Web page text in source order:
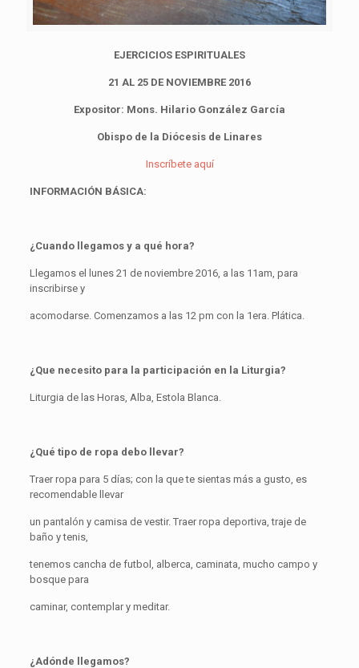
EJERCICIOS ESPIRITUALES
21 AL 25 DE NOVIEMBRE 2016
Expositor: Mons. Hilario González García
Obispo de la Diócesis de Linares
Inscríbete aquí
INFORMACIÓN BÁSICA:
¿Cuando llegamos y a qué hora?
Llegamos el lunes 21 de noviembre 2016, a las 11am, para
inscribirse y
acomodarse. Comenzamos a las 12 pm con la 1era. Plática.
¿Que necesito para la participación en la Liturgia?
Liturgia de las Horas, Alba, Estola Blanca.
¿Qué tipo de ropa debo llevar?
Traer ropa para 5 días; con la que te sientas más a gusto, es
recomendable llevar
un pantalón y camisa de vestir. Traer ropa deportiva, traje de
baño y tenis,
tenemos cancha de futbol, alberca, caminata, mucho campo y
bosque para
caminar, contemplar y meditar.
¿Adónde llegamos?